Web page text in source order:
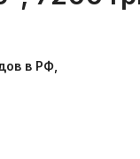
в РФ,